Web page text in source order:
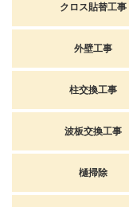
クロス貼替工事
外壁工事
柱交換工事
波板交換工事
樋掃除